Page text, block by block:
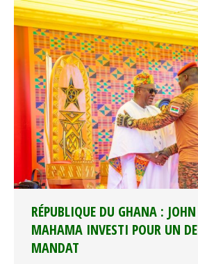
RÉPUBLIQUE DU GHANA :
MAHAMA INVESTI POUR UN
MANDAT